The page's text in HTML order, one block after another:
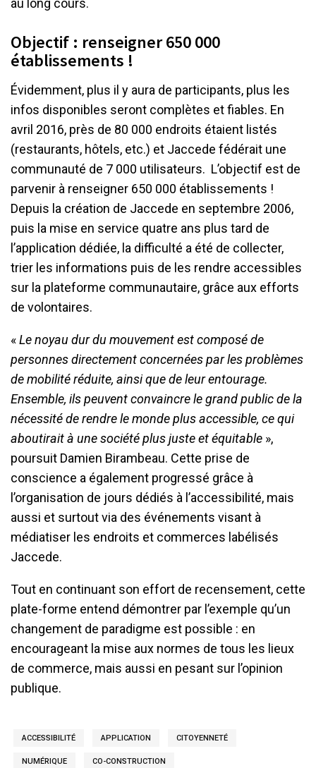
Objectif : renseigner 650 000
établissements !
Évidemment, plus il y aura de participants, plus les
infos disponibles seront complètes et fiables. En
avril 2016, près de 80 000 endroits étaient listés
(restaurants, hôtels, etc.) et Jaccede fédérait une
communauté de 7 000 utilisateurs. L’objectif est de
parvenir à renseigner 650 000 établissements !
Depuis la création de Jaccede en septembre 2006,
puis la mise en service quatre ans plus tard de
l’application dédiée, la difficulté a été de collecter,
trier les informations puis de les rendre accessibles
sur la plateforme communautaire, grâce aux efforts
de volontaires.
«Le noyau dur du mouvement est composé de
personnes directement concernées par les problèmes
de mobilité réduite, ainsi que de leur entourage.
Ensemble, ils peuvent convaincre le grand public de la
nécessité de rendre le monde plus accessible, ce qui
aboutirait à une société plus juste et équitable »,
poursuit Damien Birambeau. Cette prise de
conscience a également progressé grâce à
l’organisation de jours dédiés à l’accessibilité, mais
aussi et surtout via des événements visant à
médiatiser les endroits et commerces labélisés
Jaccede.
Tout en continuant son effort de recensement, cette
plate-forme entend démontrer par l’exemple qu’un
changement de paradigme est possible : en
encourageant la mise aux normes de tous les lieux
de commerce, mais aussi en pesant sur l’opinion
publique.
ACCESSIBILITÉ APPLICATION CITOYENNETÉ
NUMÉRIQUE CO-CONSTRUCTION